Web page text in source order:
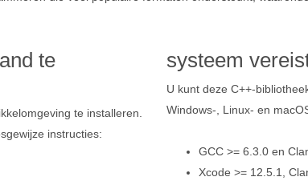
te
te installeren.
instructies:
systeem
U kunt deze C++-
Windows-, Linux- en
GCC >= 6.3.0 en
Xcode >= 12.5.1,